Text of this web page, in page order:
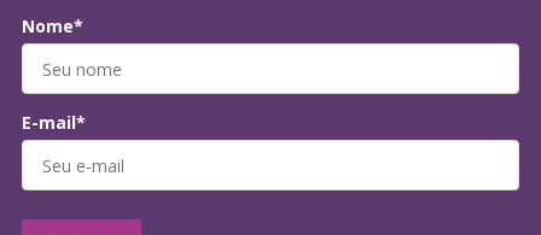
Nome*
E-mail*